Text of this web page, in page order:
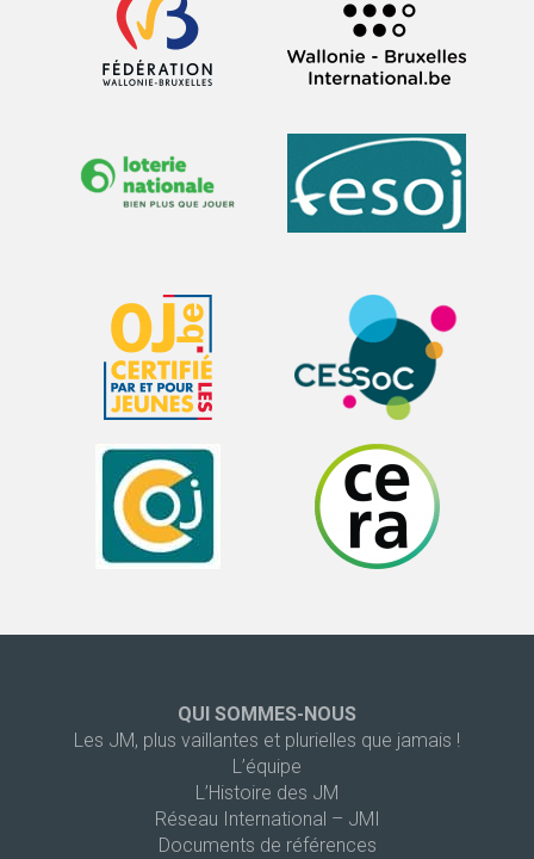
QUI SOMMES-NOUS
Les JM, plus vaillantes et plurielles que jamais !
L’équipe
L’Histoire des JM
Réseau International – JMI
Documents de références